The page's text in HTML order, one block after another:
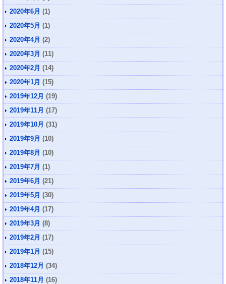
2020年6月 (1)
2020年5月 (1)
2020年4月 (2)
2020年3月 (11)
2020年2月 (14)
2020年1月 (15)
2019年12月 (19)
2019年11月 (17)
2019年10月 (31)
2019年9月 (10)
2019年8月 (10)
2019年7月 (1)
2019年6月 (21)
2019年5月 (30)
2019年4月 (17)
2019年3月 (8)
2019年2月 (17)
2019年1月 (15)
2018年12月 (34)
2018年11月 (16)